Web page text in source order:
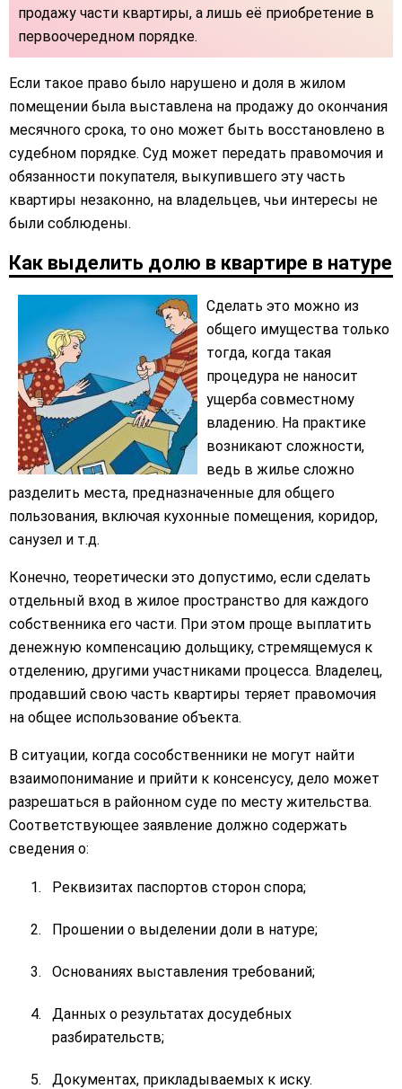
продажу части квартиры, а лишь её приобретение в
первоочередном порядке.
Если такое право было нарушено и доля в жилом
помещении была выставлена на продажу до окончания
месячного срока, то оно может быть восстановлено в
судебном порядке. Суд может передать правомочия и
обязанности покупателя, выкупившего эту часть
квартиры незаконно, на владельцев, чьи интересы не
были соблюдены.
Как выделить долю в квартире в натуре
Сделать это можно из
общего имущества только
тогда, когда такая
процедура не наносит
ущерба совместному
владению. На практике
возникают сложности,
ведь в жилье сложно
разделить места, предназначенные для общего
пользования, включая кухонные помещения, коридор,
санузел и т.д.
Конечно, теоретически это допустимо, если сделать
отдельный вход в жилое пространство для каждого
собственника его части. При этом проще выплатить
денежную компенсацию дольщику, стремящемуся к
отделению, другими участниками процесса. Владелец,
продавший свою часть квартиры теряет правомочия
на общее использование объекта.
В ситуации, когда сособственники не могут найти
взаимопонимание и прийти к консенсусу, дело может
разрешаться в районном суде по месту жительства.
Соответствующее заявление должно содержать
сведения о:
Реквизитах паспортов сторон спора;
Прошении о выделении доли в натуре;
Основаниях выставления требований;
Данных о результатах досудебных
разбирательств;
Документах, прикладываемых к иску.